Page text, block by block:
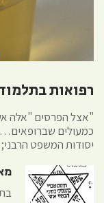
רפואות
"אצל הפרסים "אלה
כמעולים
יסודות המשפט הרבני;